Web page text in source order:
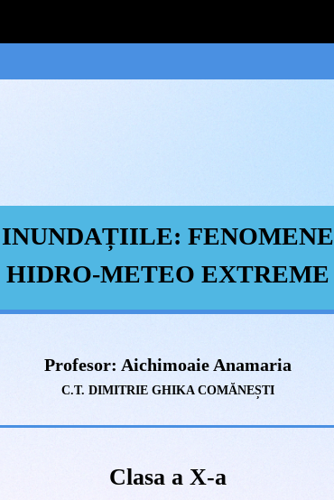
INUNDAȚIILE: FENOMENE
HIDRO-METEO EXTREME
Profesor: Aichimoaie Anamaria
C.T. DIMITRIE GHIKA COMĂNEȘTI
Clasa a X-a